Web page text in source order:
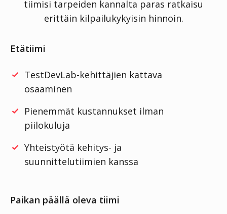
tiimisi tarpeiden kannalta paras ratkaisu
erittäin kilpailukykyisin hinnoin.
Etätiimi
TestDevLab-kehittäjien kattava
osaaminen
Pienemmät kustannukset ilman
piilokuluja
Yhteistyötä kehitys- ja
suunnittelutiimien kanssa
Paikan päällä oleva tiimi